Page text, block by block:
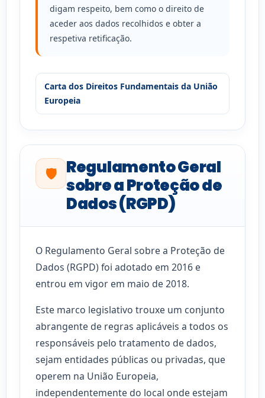
digam respeito, bem como o direito de
aceder aos dados recolhidos e obter a
respetiva retificação.
Carta dos Direitos Fundamentais da União
Europeia
🛡️ Regulamento Geral
sobre a Proteção de
Dados (RGPD)
O Regulamento Geral sobre a Proteção de
Dados (RGPD) foi adotado em 2016 e
entrou em vigor em maio de 2018.
Este marco legislativo trouxe um conjunto
abrangente de regras aplicáveis a todos os
responsáveis pelo tratamento de dados,
sejam entidades públicas ou privadas, que
operem na União Europeia,
independentemente do local onde estejam